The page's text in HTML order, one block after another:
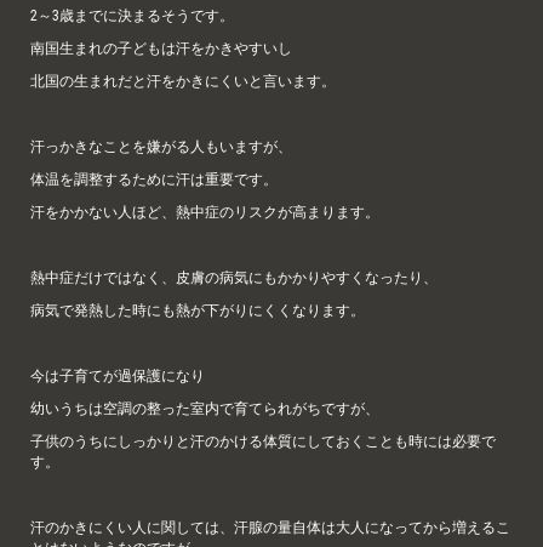
2～3歳までに決まるそうです。
南国生まれの子どもは汗をかきやすいし
北国の生まれだと汗をかきにくいと言います。
汗っかきなことを嫌がる人もいますが、
体温を調整するために汗は重要です。
汗をかかない人ほど、熱中症のリスクが高まります。
熱中症だけではなく、皮膚の病気にもかかりやすくなったり、
病気で発熱した時にも熱が下がりにくくなります。
今は子育てが過保護になり
幼いうちは空調の整った室内で育てられがちですが、
子供のうちにしっかりと汗のかける体質にしておくことも時には必要で
す。
汗のかきにくい人に関しては、汗腺の量自体は大人になってから増えるこ